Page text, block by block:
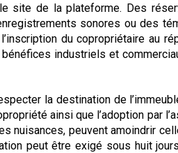
site de la plateforme. Des
sonores ou des
du copropriétaire au
industriels et
la destination de
ainsi que l’adoption par
nuisances, peuvent amoindrir
peut être exigé sous huit